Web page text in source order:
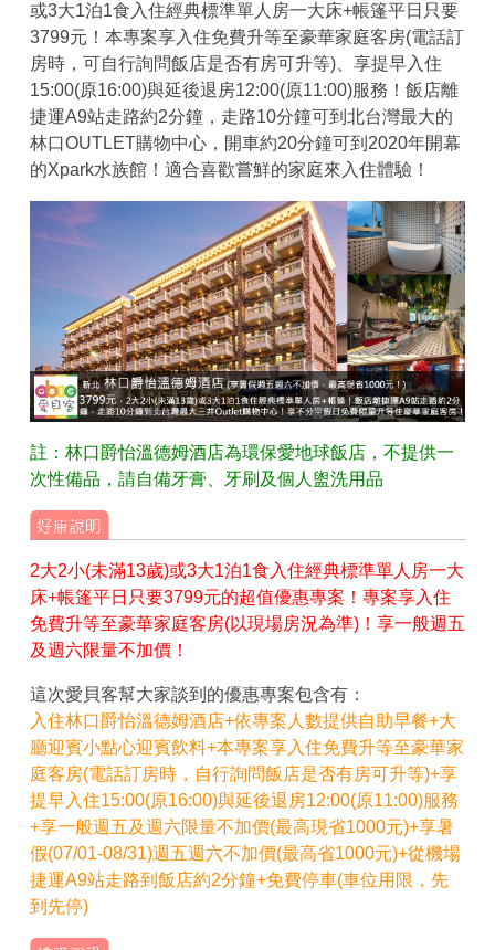
或3大1泊1食入住經典標準單人房一大床+帳篷平日只要
3799元！本專案享入住免費升等至豪華家庭客房(電話訂
房時，可自行詢問飯店是否有房可升等)、享提早入住
15:00(原16:00)與延後退房12:00(原11:00)服務！飯店離
捷運A9站走路約2分鐘，走路10分鐘可到北台灣最大的
林口OUTLET購物中心，開車約20分鐘可到2020年開幕
的Xpark水族館！適合喜歡嘗鮮的家庭來入住體驗！
註：林口爵怡溫德姆酒店為環保愛地球飯店，不提供一
次性備品，請自備牙膏、牙刷及個人盥洗用品
2大2小(未滿13歲)或3大1泊1食入住經典標準單人房一大
床+帳篷平日只要3799元的超值優惠專案！專案享入住
免費升等至豪華家庭客房(以現場房況為準)！享一般週五
及週六限量不加價！
這次愛貝客幫大家談到的優惠專案包含有：
入住林口爵怡溫德姆酒店+依專案人數提供自助早餐+大
廳迎賓小點心迎賓飲料+本專案享入住免費升等至豪華家
庭客房(電話訂房時，自行詢問飯店是否有房可升等)+享
提早入住15:00(原16:00)與延後退房12:00(原11:00)服務
+享一般週五及週六限量不加價(最高現省1000元)+享暑
假(07/01-08/31)週五週六不加價(最高省1000元)+從機場
捷運A9站走路到飯店約2分鐘+免費停車(車位用限，先
到先停)